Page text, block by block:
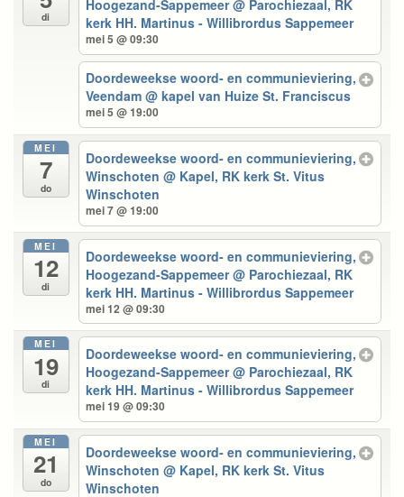
di
Hoogezand-Sappemeer@ Parochiezaal, RK
kerk HH. Martinus - Willibrordus Sappemeer
mei 5 @ 09:30
Doordeweekse woord- en communieviering,
Veendam@ kapel van Huize St. Franciscus
mei 5 @ 19:00
MEI
7
do
Doordeweekse woord- en communieviering,
Winschoten@ Kapel, RK kerk St. Vitus
Winschoten
mei 7 @ 19:00
MEI
12
di
Doordeweekse woord- en communieviering,
Hoogezand-Sappemeer@ Parochiezaal, RK
kerk HH. Martinus - Willibrordus Sappemeer
mei 12 @ 09:30
MEI
19
di
Doordeweekse woord- en communieviering,
Hoogezand-Sappemeer@ Parochiezaal, RK
kerk HH. Martinus - Willibrordus Sappemeer
mei 19 @ 09:30
MEI
21
do
Doordeweekse woord- en communieviering,
Winschoten@ Kapel, RK kerk St. Vitus
Winschoten